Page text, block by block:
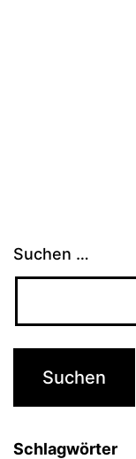
Suchen …
Schlagwörter